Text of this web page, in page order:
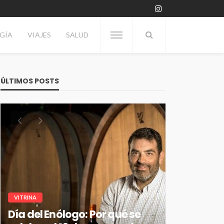
VIAJES SALUD
ÚLTIMOS POSTS
VITRINA
Día del Enólogo: Por qué se